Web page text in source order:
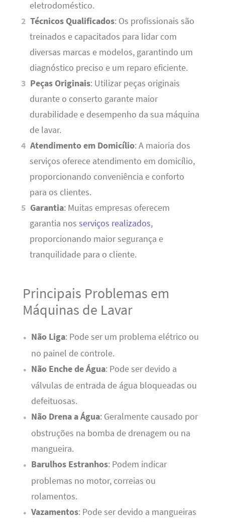
eletrodoméstico.
Técnicos Qualificados: Os profissionais são
treinados e capacitados para lidar com
diversas marcas e modelos, garantindo um
diagnóstico preciso e um reparo eficiente.
Peças Originais: Utilizar peças originais
durante o conserto garante maior
durabilidade e desempenho da sua máquina
de lavar.
Atendimento em Domicílio: A maioria dos
serviços oferece atendimento em domicílio,
proporcionando conveniência e conforto
para os clientes.
Garantia: Muitas empresas oferecem
garantia nos serviços realizados,
proporcionando maior segurança e
tranquilidade para o cliente.
Principais Problemas em
Máquinas de Lavar
Não Liga: Pode ser um problema elétrico ou
no painel de controle.
Não Enche de Água: Pode ser devido a
válvulas de entrada de água bloqueadas ou
defeituosas.
Não Drena a Água: Geralmente causado por
obstruções na bomba de drenagem ou na
mangueira.
Barulhos Estranhos: Podem indicar
problemas no motor, correias ou
rolamentos.
Vazamentos: Pode ser devido a mangueiras